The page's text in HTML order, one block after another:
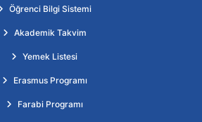
Öğrenci Bilgi Sistemi
Akademik Takvim
Yemek Listesi
Erasmus Programı
Farabi Programı